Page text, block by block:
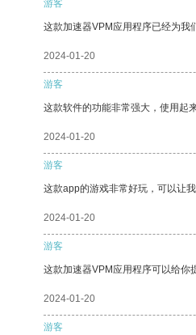
游客
这款加速器VPM应用程序已经为我
2024-01-20
游客
这款软件的功能非常强大，使用起
2024-01-20
游客
这款app的游戏非常好玩，可以让我
2024-01-20
游客
这款加速器VPM应用程序可以给你
2024-01-20
游客